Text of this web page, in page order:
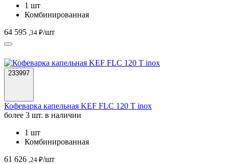
1 шт
Комбинированная
64 595 ,34 ₽/шт
233997
Кофеварка капельная KEF FLC 120 T inox
более 3 шт. в наличии
1 шт
Комбинированная
61 626 ,24 ₽/шт